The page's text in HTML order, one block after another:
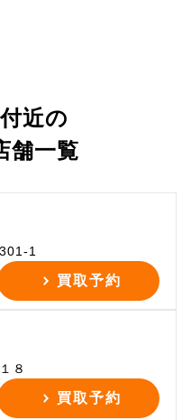
近の
舗一覧
1
買取予約
８
買取予約